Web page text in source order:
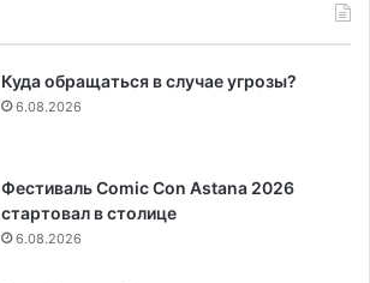
Куда обращаться в случае угрозы?
6.08.2026
Фестиваль Comic Con Astana 2026
стартовал в столице
6.08.2026